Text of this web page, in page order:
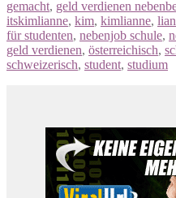
gemacht, geld verdienen
itskimlianne, kim, kimlianne,
für studenten, nebenjob schule,
geld verdienen, österreichisch,
schweizerisch, student, studium